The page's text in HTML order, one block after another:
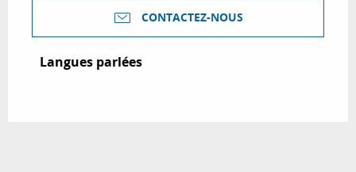
CONTACTEZ-NOUS
Langues parlées
Langues parlées